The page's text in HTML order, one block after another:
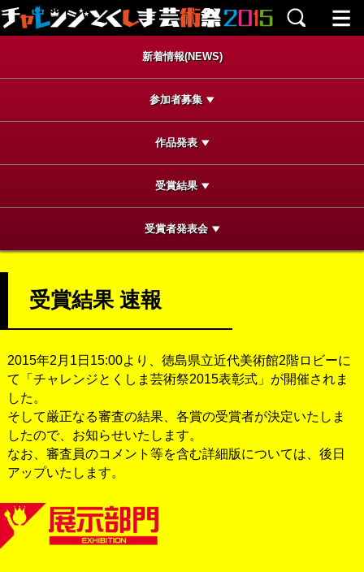
新着情報(NEWS)
参加者募集
作品発表
受賞結果
受賞者発表会
受賞結果 速報
2015年2月1日15:00より、徳島県立近代美術館2階ロビーに
て「チャレンジとくしま芸術祭2015表彰式」が開催されま
した。
そして厳正なる審査の結果、各賞の受賞者が決定いたしま
したので、お知らせいたします。
なお、審査員のコメント等を含む詳細版については、後日
アップいたします。